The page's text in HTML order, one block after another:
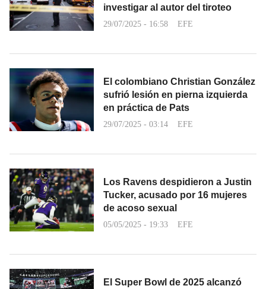
investigar al autor del tiroteo
29/07/2025 - 16:58 EFE
El colombiano Christian González
sufrió lesión en pierna izquierda
en práctica de Pats
29/07/2025 - 03:14 EFE
Los Ravens despidieron a Justin
Tucker, acusado por 16 mujeres
de acoso sexual
05/05/2025 - 19:33 EFE
El Super Bowl de 2025 alcanzó